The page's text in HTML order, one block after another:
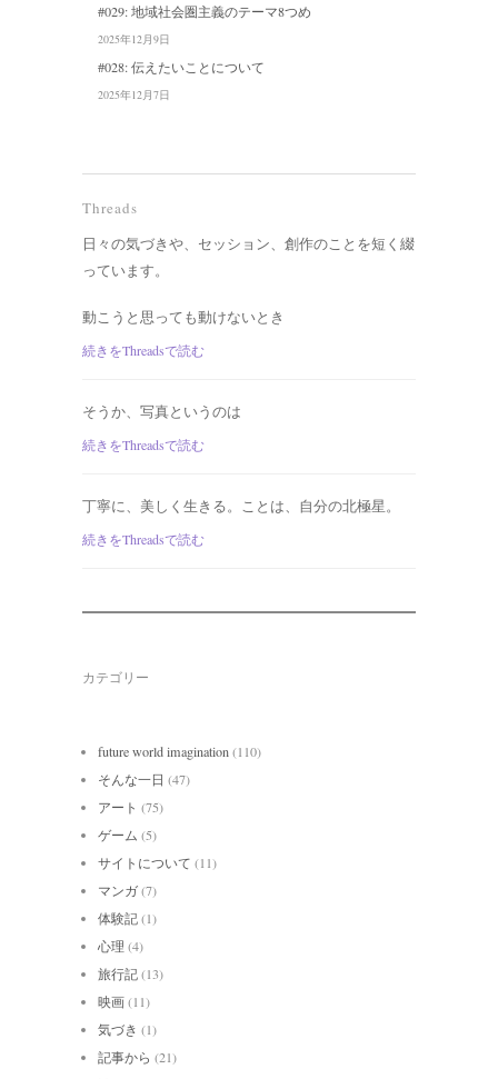
#029: 地域社会圏主義のテーマ8つめ
2025年12月9日
#028: 伝えたいことについて
2025年12月7日
Threads
日々の気づきや、セッション、創作のことを短く綴
っています。
動こうと思っても動けないとき
続きをThreadsで読む
そうか、写真というのは
続きをThreadsで読む
丁寧に、美しく生きる。ことは、自分の北極星。
続きをThreadsで読む
カテゴリー
future world imagination(110)
そんな一日 (47)
アート (75)
ゲーム (5)
サイトについて (11)
マンガ(7)
体験記(1)
心理 (4)
旅行記(13)
映画(11)
気づき (1)
記事から (21)